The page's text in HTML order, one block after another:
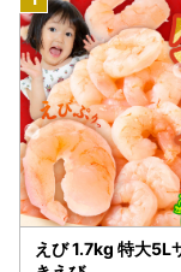
えび 1.7kg 特大5L